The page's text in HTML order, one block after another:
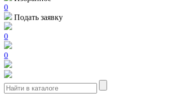
0
Подать заявку
0
0